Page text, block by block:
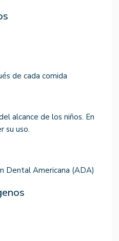
de cada comida
alcance de los niños. En
su uso.
Dental Americana (ADA)